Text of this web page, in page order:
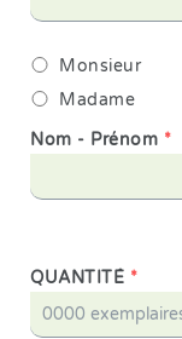
Monsieur
Madame
Nom - Prénom *
QUANTITÉ *